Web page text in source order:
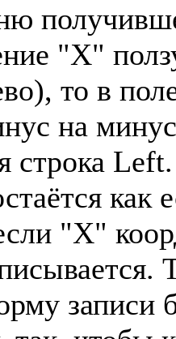
"Х"
то в
на
строка
"Х"
записи